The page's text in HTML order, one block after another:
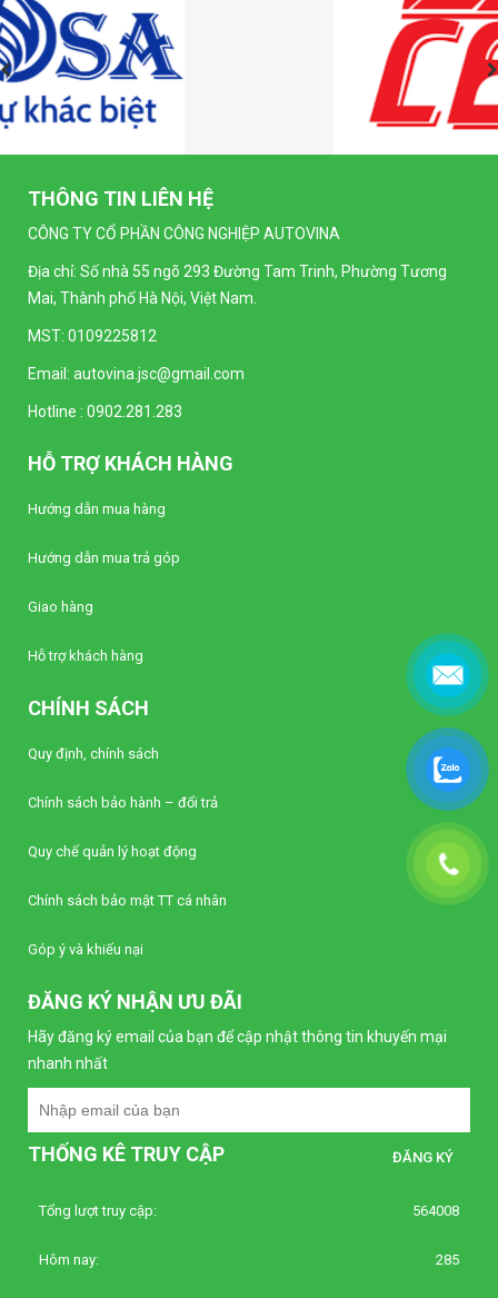
THÔNG TIN LIÊN HỆ
CÔNG TY CỔ PHẦN CÔNG NGHIỆP AUTOVINA
Địa chỉ: Số nhà 55 ngõ 293 Đường Tam Trinh, Phường Tương
Mai, Thành phố Hà Nội, Việt Nam.
MST: 0109225812
Email: autovina.jsc@gmail.com
Hotline : 0902.281.283
HỖ TRỢ KHÁCH HÀNG
Hướng dẫn mua hàng
Hướng dẫn mua trả góp
Giao hàng
Hỗ trợ khách hàng
CHÍNH SÁCH
Quy định, chính sách
Chính sách bảo hành – đổi trả
Quy chế quản lý hoạt động
Chính sách bảo mật TT cá nhân
Góp ý và khiếu nại
ĐĂNG KÝ NHẬN ƯU ĐÃI
Hãy đăng ký email của bạn để cập nhật thông tin khuyến mại
nhanh nhất
THỐNG KÊ TRUY CẬP
564008
Tổng lượt truy cập:
285
Hôm nay: